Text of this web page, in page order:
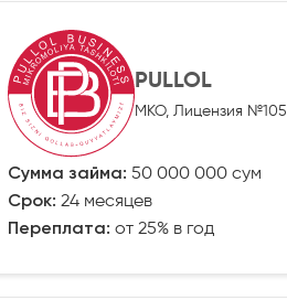
PULLOL
МКО, Лицензия №105
Сумма займа: 50 000 000 сум
Срок: 24 месяцев
Переплата: от 25% в год